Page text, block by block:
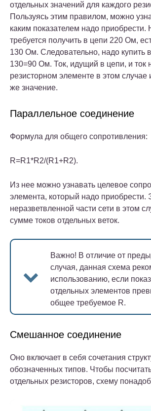
отдельных значений для каждого
Пользуясь этим правилом, можно
каким показателем надо приобрести.
требуется получить в цепи 220 Ом,
130 Ом. Следовательно, надо купить
130=90 Ом. Ток, идущий в цепи, и ток
резисторном элементе в этом
же значение.
Параллельное соединение
Формула для общего сопротивления:
R=R1*R2/(R1+R2).
Из нее можно узнавать целевое
элемента, который надо приобрести.
неразветвленной части сети в этом
сумме токов отдельных веток.
Важно! В отличие от
случая, данная схема
использованию, если
отдельных элементов
общее требуемое R.
Смешанное соединение
Оно включает в себя сочетания
обозначенных типов. Чтобы
отдельных резисторов, схему